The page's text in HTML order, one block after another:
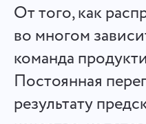
От того, как
во многом
команда
Постоянная
результату
Задачи
Создавайте задачи,
закрывайте их, когда они